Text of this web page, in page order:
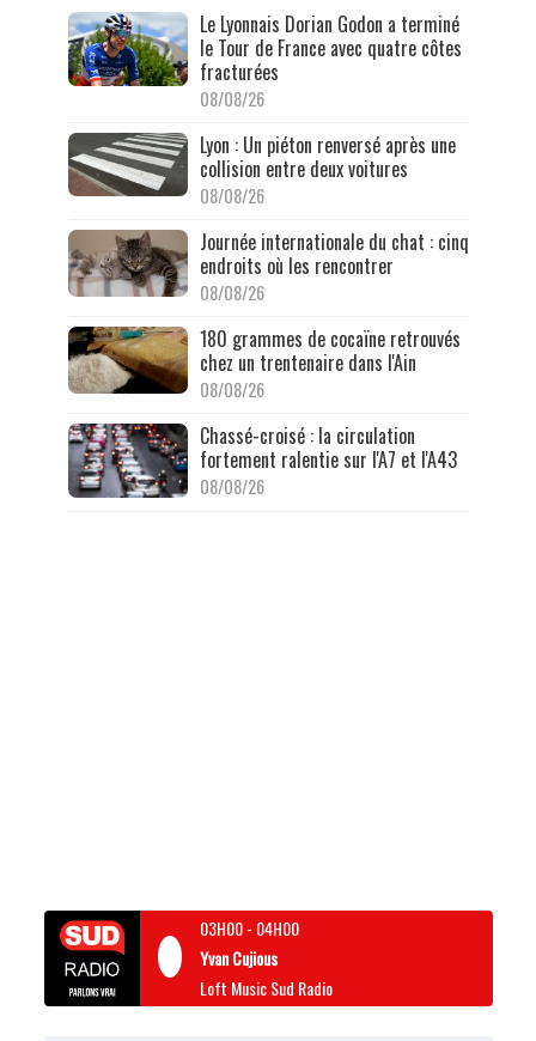
Le Lyonnais Dorian Godon a terminé
le Tour de France avec quatre côtes
fracturées
08/08/26
Lyon : Un piéton renversé après une
collision entre deux voitures
08/08/26
Journée internationale du chat : cinq
endroits où les rencontrer
08/08/26
180 grammes de cocaïne retrouvés
chez un trentenaire dans l'Ain
08/08/26
Chassé-croisé : la circulation
fortement ralentie sur l'A7 et l'A43
08/08/26
03H00- 04H00
Yvan Cujious
Loft Music Sud Radio